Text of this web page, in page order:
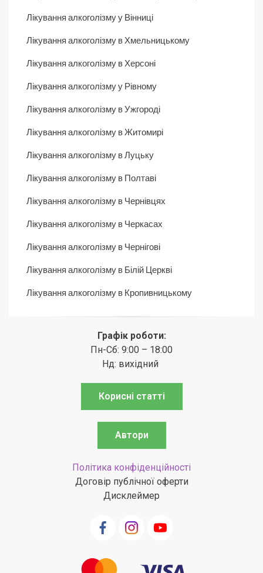
Лікування алкоголізму у Вінниці
Лікування алкоголізму в Хмельницькому
Лікування алкоголізму в Херсоні
Лікування алкоголізму у Рівному
Лікування алкоголізму в Ужгороді
Лікування алкоголізму в Житомирі
Лікування алкоголізму в Луцьку
Лікування алкоголізму в Полтаві
Лікування алкоголізму в Чернівцях
Лікування алкоголізму в Черкасах
Лікування алкоголізму в Чернігові
Лікування алкоголізму в Білій Церкві
Лікування алкоголізму в Кропивницькому
Графік роботи:
Пн-Сб: 9:00 – 18:00
Нд: вихідний
Корисні статті
Автори
Політика конфіденційності
Договір публічної оферти
Дисклеймер